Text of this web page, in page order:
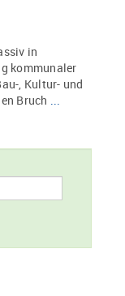
in
kommunaler
, Kultur- und
Bruch ...